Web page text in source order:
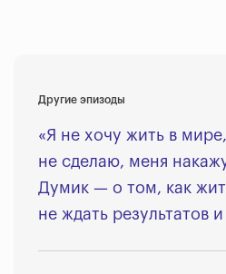
Другие эпизоды
«Я не хочу жить в
не сделаю, меня
Думик — о том, как
не ждать результатов и